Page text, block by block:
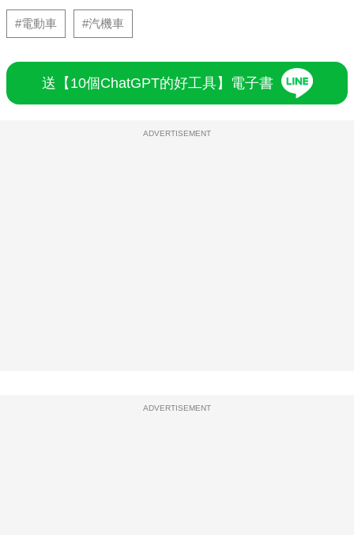
#電動車 #汽機車
送【10個ChatGPT的好工具】電子書
ADVERTISEMENT
ADVERTISEMENT